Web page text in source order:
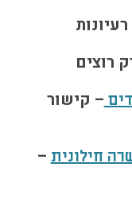
רוצים
– קישור
חילונית –